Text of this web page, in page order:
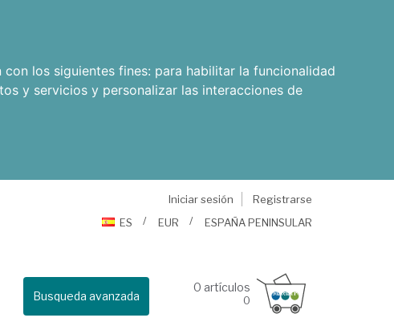
los siguientes fines: para habilitar la funcionalidad
y servicios y personalizar las interacciones de
Iniciar sesión
Registrarse
ES
EUR ESPAÑA PENINSULAR
Busqueda avanzada
0 artículos
0